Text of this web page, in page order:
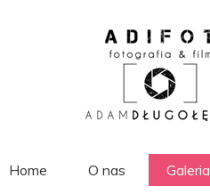
Home O nas Galeria